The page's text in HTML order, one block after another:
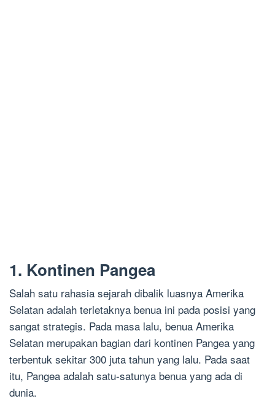
1. Kontinen Pangea
Salah satu rahasia sejarah dibalik luasnya Amerika
Selatan adalah terletaknya benua ini pada posisi yang
sangat strategis. Pada masa lalu, benua Amerika
Selatan merupakan bagian dari kontinen Pangea yang
terbentuk sekitar 300 juta tahun yang lalu. Pada saat
itu, Pangea adalah satu-satunya benua yang ada di
dunia.